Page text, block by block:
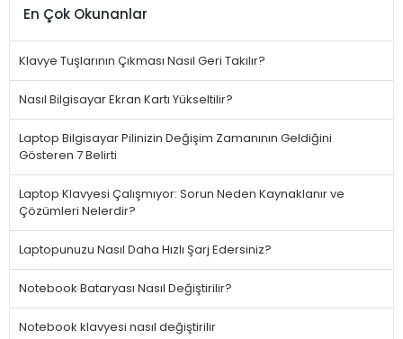
En Çok Okunanlar
Klavye Tuşlarının Çıkması Nasıl Geri Takılır?
Nasıl Bilgisayar Ekran Kartı Yükseltilir?
Laptop Bilgisayar Pilinizin Değişim Zamanının Geldiğini
Gösteren 7 Belirti
Laptop Klavyesi Çalışmıyor: Sorun Neden Kaynaklanır ve
Çözümleri Nelerdir?
Laptopunuzu Nasıl Daha Hızlı Şarj Edersiniz?
Notebook Bataryası Nasıl Değiştirilir?
Notebook klavyesi nasıl değiştirilir